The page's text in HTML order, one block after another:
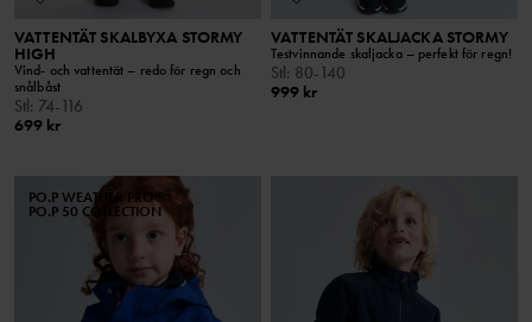
VATTENTÄT SKALBYXA STORMY
HIGH
Vind- och vattentät – redo för regn och
snålbåst
Stl: 74-116
699 kr
VATTENTÄT SKALJACKA STORMY
Testvinnande skaljacka – perfekt för regn!
Stl: 80-140
999 kr
PO.P WEATHER PRO®
PO.P 50 COLLECTION